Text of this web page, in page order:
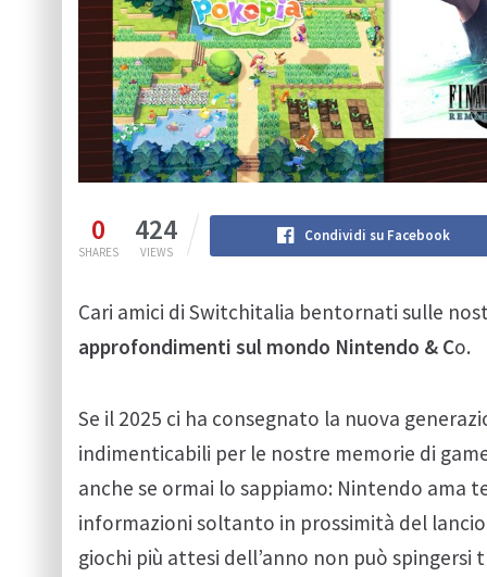
0
SHARES
424
VIEWS
Condividi su Facebook
Cari amici di Switchitalia bentornati sulle
approfondimenti sul mondo Nintendo & Co.
Se il 2025 ci ha consegnato la nuova
indimenticabili per le nostre memorie di
anche se ormai lo sappiamo: Nintendo
informazioni soltanto in prossimità del
giochi più attesi dell’anno non può